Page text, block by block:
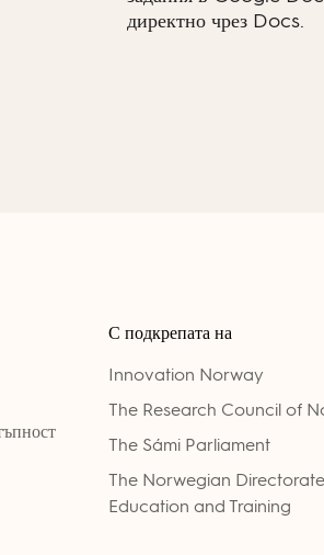
директно чрез Docs.
С подкрепата на
Innovation Norway
The Research Council of
The Sámi Parliament
The Norwegian
Education and Training